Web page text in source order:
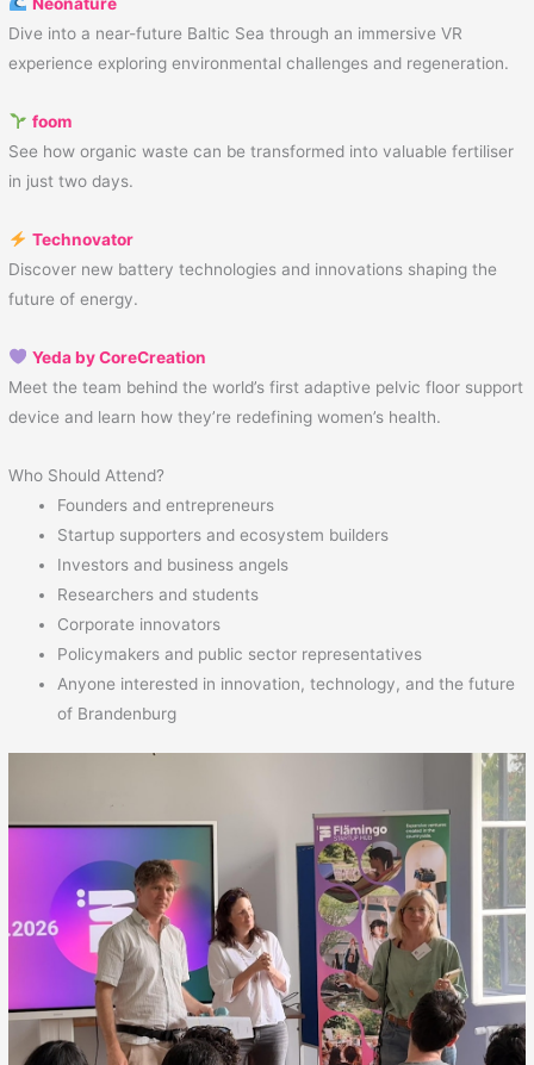
Dive into a near-future Baltic Sea through an immersive VR
experience exploring environmental challenges and regeneration.
foom
See how organic waste can be transformed into valuable fertiliser
in just two days.
Technovator
Discover new battery technologies and innovations shaping the
future of energy.
Yeda by CoreCreation
Meet the team behind the world’s first adaptive pelvic floor support
device and learn how they’re redefining women’s health.
Who Should Attend?
Founders and entrepreneurs
Startup supporters and ecosystem builders
Investors and business angels
Researchers and students
Corporate innovators
Policymakers and public sector representatives
Anyone interested in innovation, technology, and the future
of Brandenburg